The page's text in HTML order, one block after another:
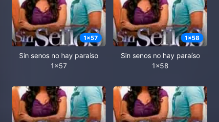
1x57
Sin senos no hay paraíso
1x57
1x58
Sin senos no hay paraíso
1x58